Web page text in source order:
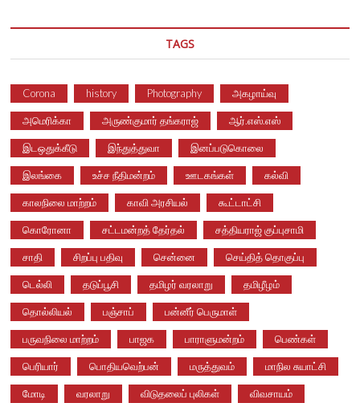
TAGS
Corona history Photography அகழாய்வு
அமெரிக்கா அருண்குமார் தங்கராஜ் ஆர்.எஸ்.எஸ்
இடஒதுக்கீடு இந்துத்துவா இனப்படுகொலை
இலங்கை உச்ச நீதிமன்றம் ஊடகங்கள் கல்வி
காலநிலை மாற்றம் காவி அரசியல் கூட்டாட்சி
கொரோனா சட்டமன்றத் தேர்தல் சத்தியராஜ் குப்புசாமி
சாதி சிறப்பு பதிவு சென்னை செய்தித் தொகுப்பு
டெல்லி தடுப்பூசி தமிழர் வரலாறு தமிழீழம்
தொல்லியல் பஞ்சாப் பன்னீர் பெருமாள்
பருவநிலை மாற்றம் பாஜக பாராளுமன்றம் பெண்கள்
பெரியார் பொதியவெற்பன் மருத்துவம் மாநில சுயாட்சி
மோடி வரலாறு விடுதலைப் புலிகள் விவசாயம்